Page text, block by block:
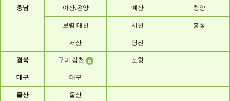
충남 아산.온양 예산 청양
보령.대천 서천 홍성
서산 당진
경북 구미.김천 포항
대구 대구
울산 울산